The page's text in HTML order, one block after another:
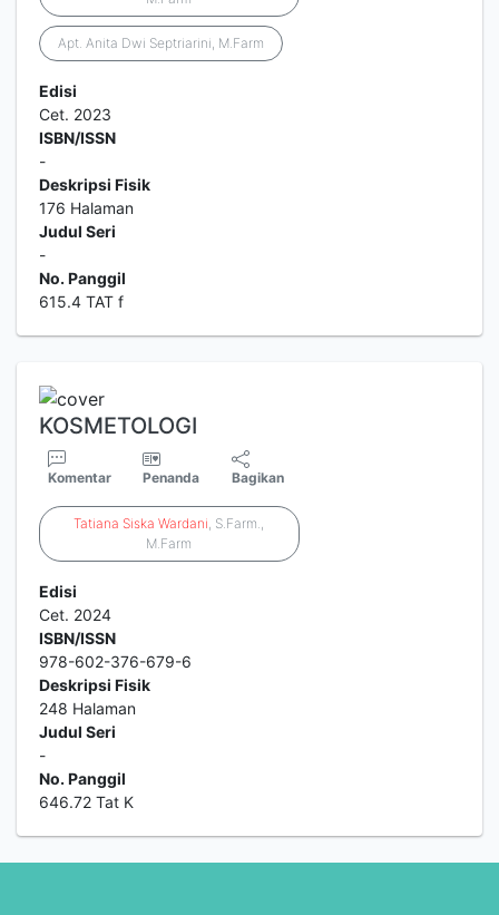
Apt. Anita Dwi Septriarini, M.Farm
Edisi
Cet. 2023
ISBN/ISSN
-
Deskripsi Fisik
176 Halaman
Judul Seri
-
No. Panggil
615.4 TAT f
KOSMETOLOGI
Komentar Penanda Bagikan
Tatiana Siska Wardani, S.Farm.,
M.Farm
Edisi
Cet. 2024
ISBN/ISSN
978-602-376-679-6
Deskripsi Fisik
248 Halaman
Judul Seri
-
No. Panggil
646.72 Tat K